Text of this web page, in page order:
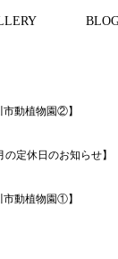
動植物園②】
定休日のお知らせ】
動植物園①】